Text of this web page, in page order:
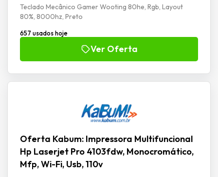
Teclado Mecânico Gamer Wooting 80he, Rgb, Layout
80%, 8000hz, Preto
657 usados hoje
Ver Oferta
Oferta Kabum: Impressora Multifuncional
Hp Laserjet Pro 4103fdw, Monocromático,
Mfp, Wi-Fi, Usb, 110v